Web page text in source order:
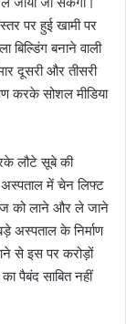
पर हुई खामी पर
बिल्डिंग बनाने वाली
दूसरी और तीसरी
करके सोशल मीडिया
लौटे सूबे की
में चेन लिफ्ट
को लाने और ले जाने
अस्पताल के निर्माण
से इस पर करोड़ों
पैबंद साबित नहीं